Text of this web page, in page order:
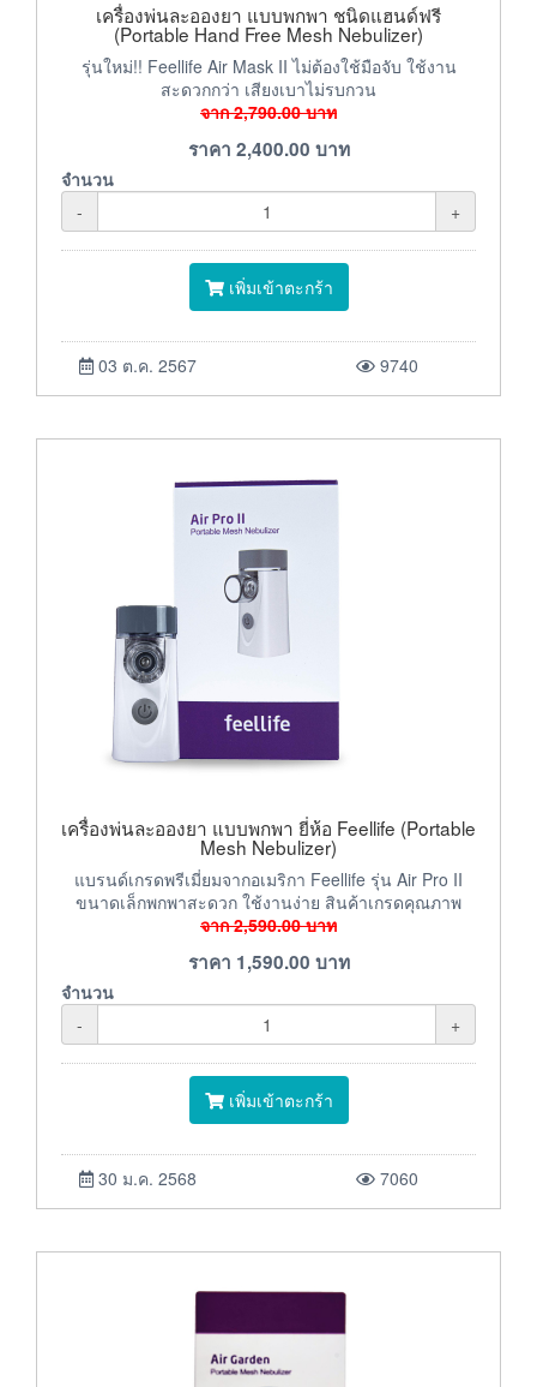
เครื่องพ่นละอองยา แบบพกพา ชนิดแฮนด์ฟรี
(Portable Hand Free Mesh Nebulizer)
รุ่นใหม่!! Feellife Air Mask II ไม่ต้องใช้มือจับ ใช้งาน
สะดวกกว่า เสียงเบาไม่รบกวน
จาก2,790.00บาท
ราคา 2,400.00 บาท
จำนวน
-
+
เพิ่มเข้าตะกร้า
03 ต.ค. 2567 9740
เครื่องพ่นละอองยา แบบพกพา ยี่ห้อ Feellife (Portable
Mesh Nebulizer)
แบรนด์เกรดพรีเมี่ยมจากอเมริกา Feellife รุ่น Air Pro II
ขนาดเล็กพกพาสะดวก ใช้งานง่าย สินค้าเกรดคุณภาพ
จาก2,590.00บาท
ราคา 1,590.00 บาท
จำนวน
-
+
เพิ่มเข้าตะกร้า
30 ม.ค. 2568 7060